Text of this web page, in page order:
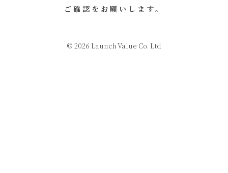
ご確認をお願いします。
© 2026 Launch Value Co. Ltd